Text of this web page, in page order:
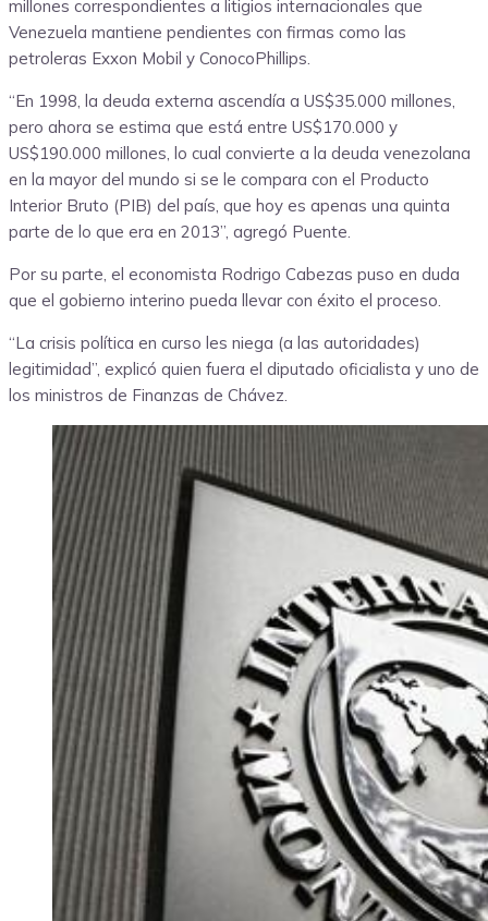
millones correspondientes a litigios internacionales que
Venezuela mantiene pendientes con firmas como las
petroleras Exxon Mobil y ConocoPhillips.
“En 1998, la deuda externa ascendía a US$35.000 millones,
pero ahora se estima que está entre US$170.000 y
US$190.000 millones, lo cual convierte a la deuda venezolana
en la mayor del mundo si se le compara con el Producto
Interior Bruto (PIB) del país, que hoy es apenas una quinta
parte de lo que era en 2013”, agregó Puente.
Por su parte, el economista Rodrigo Cabezas puso en duda
que el gobierno interino pueda llevar con éxito el proceso.
“La crisis política en curso les niega (a las autoridades)
legitimidad”, explicó quien fuera el diputado oficialista y uno de
los ministros de Finanzas de Chávez.